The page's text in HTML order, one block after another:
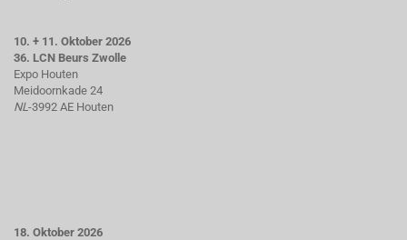
10. + 11. Oktober 2026
36. LCN Beurs Zwolle
Expo Houten
Meidoornkade 24
NL-3992 AE Houten
18. Oktober 2026